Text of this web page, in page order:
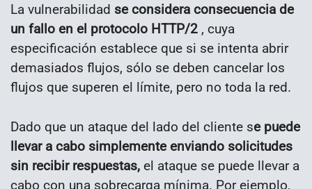
La vulnerabilidad se considera consecuencia de
un fallo en el protocolo HTTP/2 , cuya
especificación establece que si se intenta abrir
demasiados flujos, sólo se deben cancelar los
flujos que superen el límite, pero no toda la red.
Dado que un ataque del lado del cliente se puede
llevar a cabo simplemente enviando solicitudes
sin recibir respuestas, el ataque se puede llevar a
cabo con una sobrecarga mínima. Por ejemplo,